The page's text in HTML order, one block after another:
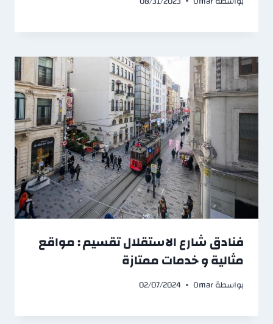
فنادق شارع الاستقلال تقسيم : مواقع
مثالية و خدمات ممتازة
بواسطةOmar
02/07/2024